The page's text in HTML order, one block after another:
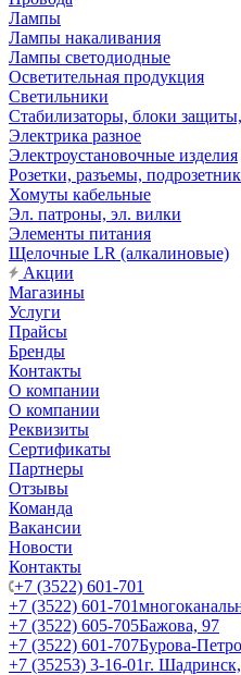
Лампы
Лампы накаливания
Лампы светодиодные
Осветительная продукция
Светильники
Стабилизаторы, блоки
Электрика разное
Электроустановочные изделия
Розетки, разъемы,
Хомуты кабельные
Эл. патроны, эл. вилки
Элементы питания
Щелочные LR (алкалиновые)
Акции
Магазины
Услуги
Прайсы
Бренды
Контакты
О компании
О компании
Реквизиты
Сертификаты
Партнеры
Отзывы
Команда
Вакансии
Новости
Контакты
+7 (3522) 601-701
+7 (3522) 601-701
+7 (3522) 605-705Бажова, 97
+7 (3522) 601-707Бурова-
+7 (35253) 3-16-01г.